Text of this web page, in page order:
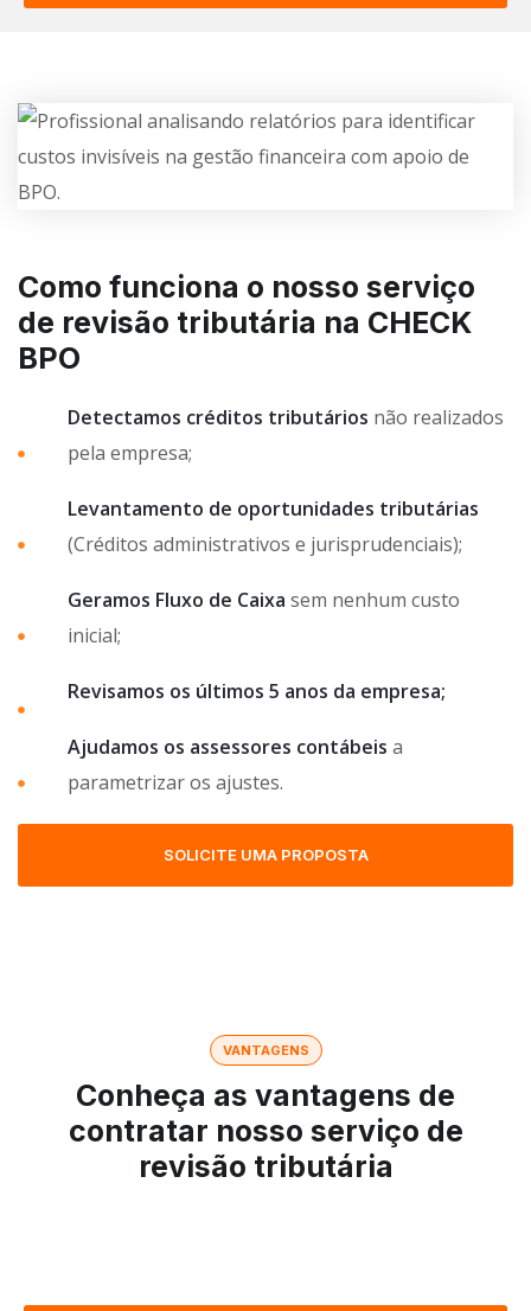
Como funciona o nosso serviço
de revisão tributária na CHECK
BPO
Detectamos créditos tributários não realizados
pela empresa;
Levantamento de oportunidades tributárias
(Créditos administrativos e jurisprudenciais);
Geramos Fluxo de Caixa sem nenhum custo
inicial;
Revisamos os últimos 5 anos da empresa;
Ajudamos os assessores contábeis a
parametrizar os ajustes.
SOLICITE UMA PROPOSTA
VANTAGENS
Conheça as vantagens de
contratar nosso serviço de
revisão tributária